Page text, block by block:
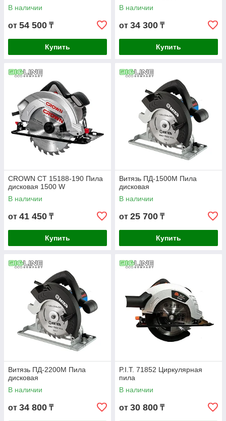
В наличии
от 54 500 ₸
Купить
В наличии
от 34 300 ₸
Купить
CROWN СТ 15188-190 Пила
дисковая 1500 W
В наличии
от 41 450 ₸
Купить
Витязь ПД-1500М Пила
дисковая
В наличии
от 25 700 ₸
Купить
Витязь ПД-2200М Пила
дисковая
В наличии
от 34 800 ₸
P.I.T. 71852 Циркулярная
пила
В наличии
от 30 800 ₸